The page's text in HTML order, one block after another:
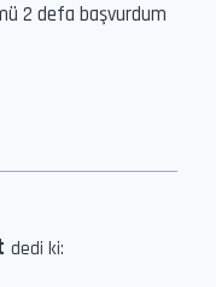
2 defa başvurdum
dedi ki: